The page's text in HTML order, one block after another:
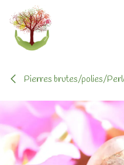
Se rendre au contenu
Pierres brutes/polies/